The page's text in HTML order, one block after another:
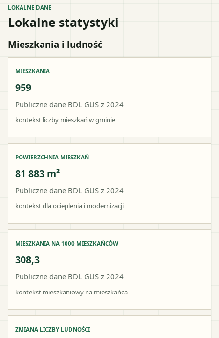
LOKALNE DANE
Lokalne statystyki
Mieszkania i ludność
MIESZKANIA
959
Publiczne dane BDL GUS z 2024
kontekst liczby mieszkań w gminie
POWIERZCHNIA MIESZKAŃ
81 883 m²
Publiczne dane BDL GUS z 2024
kontekst dla ocieplenia i modernizacji
MIESZKANIA NA 1000 MIESZKAŃCÓW
308,3
Publiczne dane BDL GUS z 2024
kontekst mieszkaniowy na mieszkańca
ZMIANA LICZBY LUDNOŚCI